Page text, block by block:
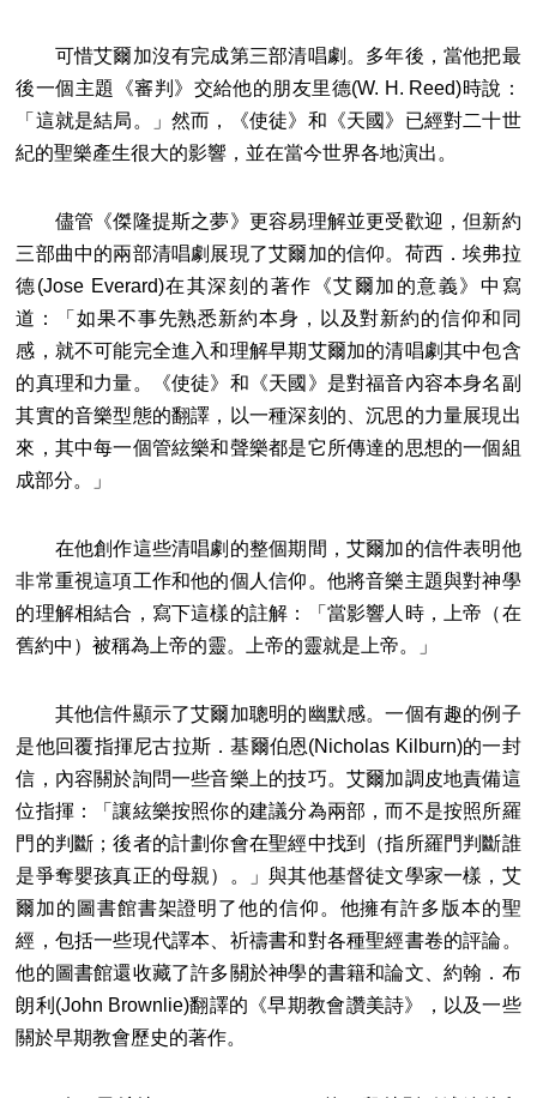
可惜艾爾加沒有完成第三部清唱劇。多年後，當他把最
後一個主題《審判》交給他的朋友里德(W. H. Reed)時說：
「這就是結局。」然而，《使徒》和《天國》已經對二十世
紀的聖樂產生很大的影響，並在當今世界各地演出。
儘管《傑隆提斯之夢》更容易理解並更受歡迎，但新約
三部曲中的兩部清唱劇展現了艾爾加的信仰。荷西．埃弗拉
德(Jose Everard)在其深刻的著作《艾爾加的意義》中寫
道：「如果不事先熟悉新約本身，以及對新約的信仰和同
感，就不可能完全進入和理解早期艾爾加的清唱劇其中包含
的真理和力量。《使徒》和《天國》是對福音內容本身名副
其實的音樂型態的翻譯，以一種深刻的、沉思的力量展現出
來，其中每一個管絃樂和聲樂都是它所傳達的思想的一個組
成部分。」
在他創作這些清唱劇的整個期間，艾爾加的信件表明他
非常重視這項工作和他的個人信仰。他將音樂主題與對神學
的理解相結合，寫下這樣的註解：「當影響人時，上帝（在
舊約中）被稱為上帝的靈。上帝的靈就是上帝。」
其他信件顯示了艾爾加聰明的幽默感。一個有趣的例子
是他回覆指揮尼古拉斯．基爾伯恩(Nicholas Kilburn)的一封
信，內容關於詢問一些音樂上的技巧。艾爾加調皮地責備這
位指揮：「讓絃樂按照你的建議分為兩部，而不是按照所羅
門的判斷；後者的計劃你會在聖經中找到（指所羅門判斷誰
是爭奪嬰孩真正的母親）。」與其他基督徒文學家一樣，艾
爾加的圖書館書架證明了他的信仰。他擁有許多版本的聖
經，包括一些現代譯本、祈禱書和對各種聖經書卷的評論。
他的圖書館還收藏了許多關於神學的書籍和論文、約翰．布
朗利(John Brownlie)翻譯的《早期教會讚美詩》，以及一些
關於早期教會歷史的著作。